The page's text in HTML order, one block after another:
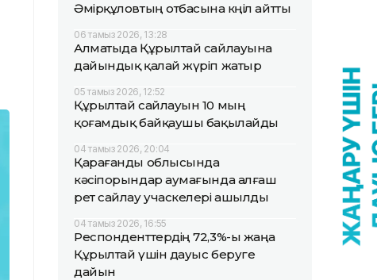
Әмірқұловтың отбасына көңіл айтты
06 тамыз 2026, 13:28
Алматыда Құрылтай сайлауына
дайындық қалай жүріп жатыр
05 тамыз 2026, 12:52
Құрылтай сайлауын 10 мың
қоғамдық байқаушы бақылайды
04 тамыз 2026, 20:04
Қарағанды облысында
кәсіпорындар аумағында алғаш
рет сайлау учаскелері ашылды
04 тамыз 2026, 16:55
Респонденттердің 72,3%-ы жаңа
Құрылтай үшін дауыс беруге
дайын